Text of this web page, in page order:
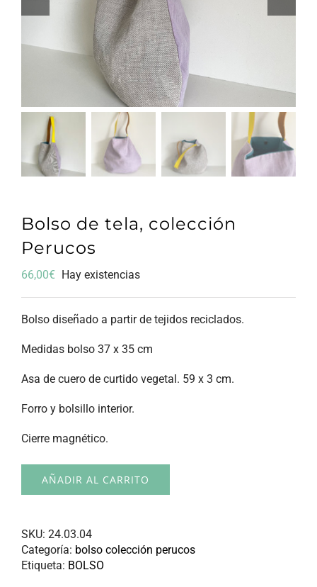
Bolso de tela, colección
Perucos
66,00€ Hay existencias
Bolso diseñado a partir de tejidos reciclados.
Medidas bolso 37 x 35 cm
Asa de cuero de curtido vegetal. 59 x 3 cm.
Forro y bolsillo interior.
Cierre magnético.
AÑADIR AL CARRITO
SKU: 24.03.04
Categoría: bolso colección perucos
Etiqueta: BOLSO